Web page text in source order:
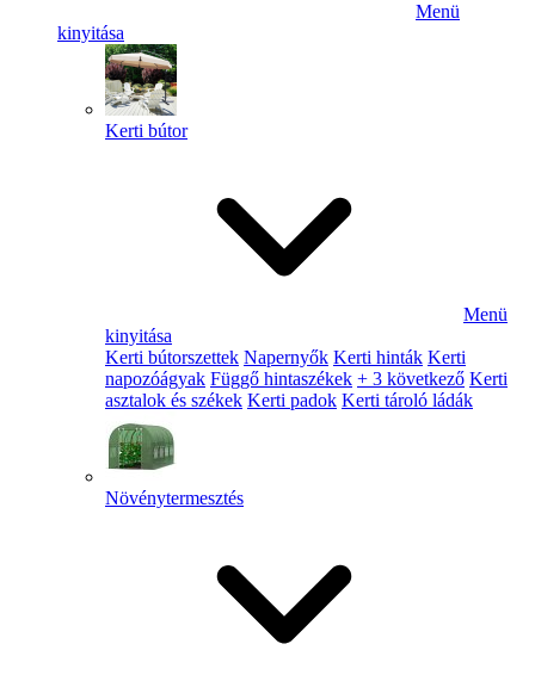
Menü
kinyitása
Kerti bútor
Menü
kinyitása
Kerti bútorszettek Napernyők Kerti hinták Kerti
napozóágyak Függő hintaszékek + 3 következő Kerti
asztalok és székek Kerti padok Kerti tároló ládák
Növénytermesztés